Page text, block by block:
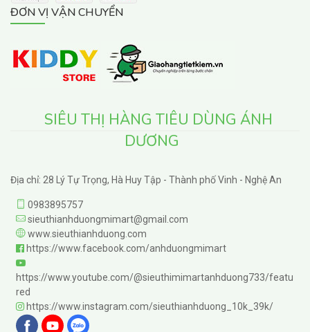
ĐƠN VỊ VẬN CHUYỂN
SIÊU THỊ HÀNG TIÊU DÙNG ÁNH
DƯƠNG
Địa chỉ: 28 Lý Tự Trọng, Hà Huy Tập - Thành phố Vinh - Nghệ An
0983895757
sieuthianhduongmimart@gmail.com
www.sieuthianhduong.com
https://www.facebook.com/anhduongmimart
https://www.youtube.com/@sieuthimimartanhduong733/featu
red
https://www.instagram.com/sieuthianhduong_10k_39k/